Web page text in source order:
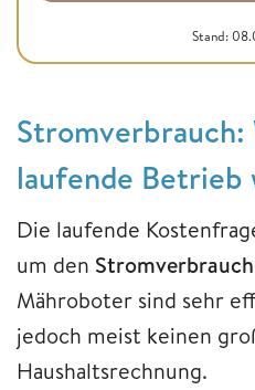
Stand:
laufende Betrieb
Die laufende
um den
Mähroboter sind sehr
jedoch meist keinen
Haushaltsrechnung.